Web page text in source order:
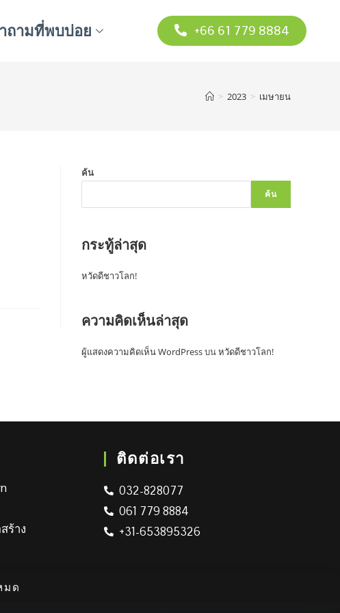
ถามที่พบบ่อย +66 61 779 8884
> 2023 > เมษายน
ค้น
ค้น
กระทู้ล่าสุด
หวัดดีชาวโลก!
ความคิดเห็นล่าสุด
ผู้แสดงความคิดเห็น WordPressบนหวัดดีชาวโลก!
ร้าง
ติดต่อเรา
032-828077
061 779 8884
+31-653895326
มด